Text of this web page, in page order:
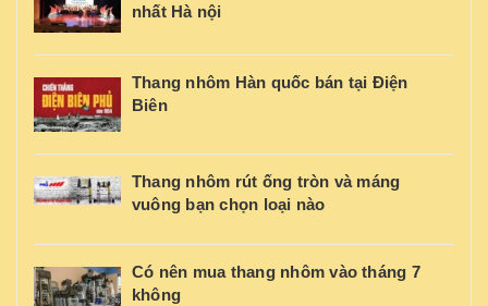
nhất Hà nội
Thang nhôm Hàn quốc bán tại Điện
Biên
Thang nhôm rút ống tròn và máng
vuông bạn chọn loại nào
Có nên mua thang nhôm vào tháng 7
không